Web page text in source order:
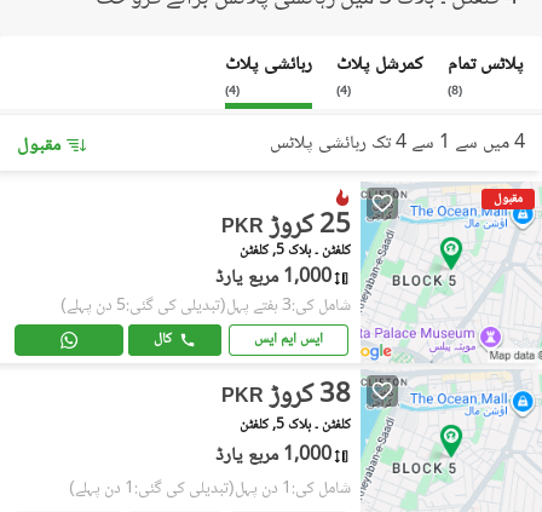
پلاٹس تمام
(
8
)
کمرشل پلاٹ
(
4
)
رہائشی پلاٹ
(
4
)
4 میں سے 1 سے 4 تک رہائشی پلاٹس مقبول
مقبول
PKR 25 کروڑ
کلفٹن ۔ بلاک 5, کلفٹن
1,000 مربع یارڈ
شامل کی:3 ہفتے پہل (تبدیلی کی گئی:5 دن پہلے)
ایس ایم ایس کال
PKR 38 کروڑ
کلفٹن ۔ بلاک 5, کلفٹن
1,000 مربع یارڈ
شامل کی:1 دن پہل (تبدیلی کی گئی:1 دن پہلے)